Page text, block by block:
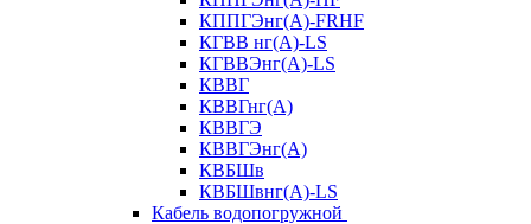
КППГЭнг(А)-FRHF
КГВВ нг(А)-LS
КГВВЭнг(А)-LS
КВВГ
КВВГнг(А)
КВВГЭ
КВВГЭнг(А)
КВБШв
КВБШвнг(А)-LS
Кабель водопогружной